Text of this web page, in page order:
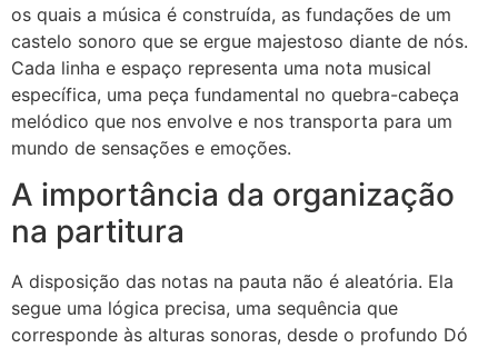
os quais a música é construída, as fundações de um
castelo sonoro que se ergue majestoso diante de nós.
Cada linha e espaço representa uma nota musical
específica, uma peça fundamental no quebra-cabeça
melódico que nos envolve e nos transporta para um
mundo de sensações e emoções.
A importância da organização
na partitura
A disposição das notas na pauta não é aleatória. Ela
segue uma lógica precisa, uma sequência que
corresponde às alturas sonoras, desde o profundo Dó